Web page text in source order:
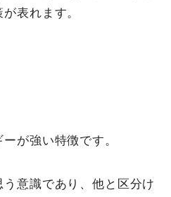
表れます。
が強い特徴です。
意識であり、他と区分け